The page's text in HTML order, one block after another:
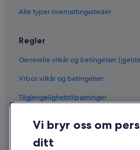
Alle typer overnattingssteder
Regler
Generelle vilkår og betingelser
Vrbos vilkår og betingelser
Tilgjengelighetstilpasninger
Vi bryr oss om
ditt